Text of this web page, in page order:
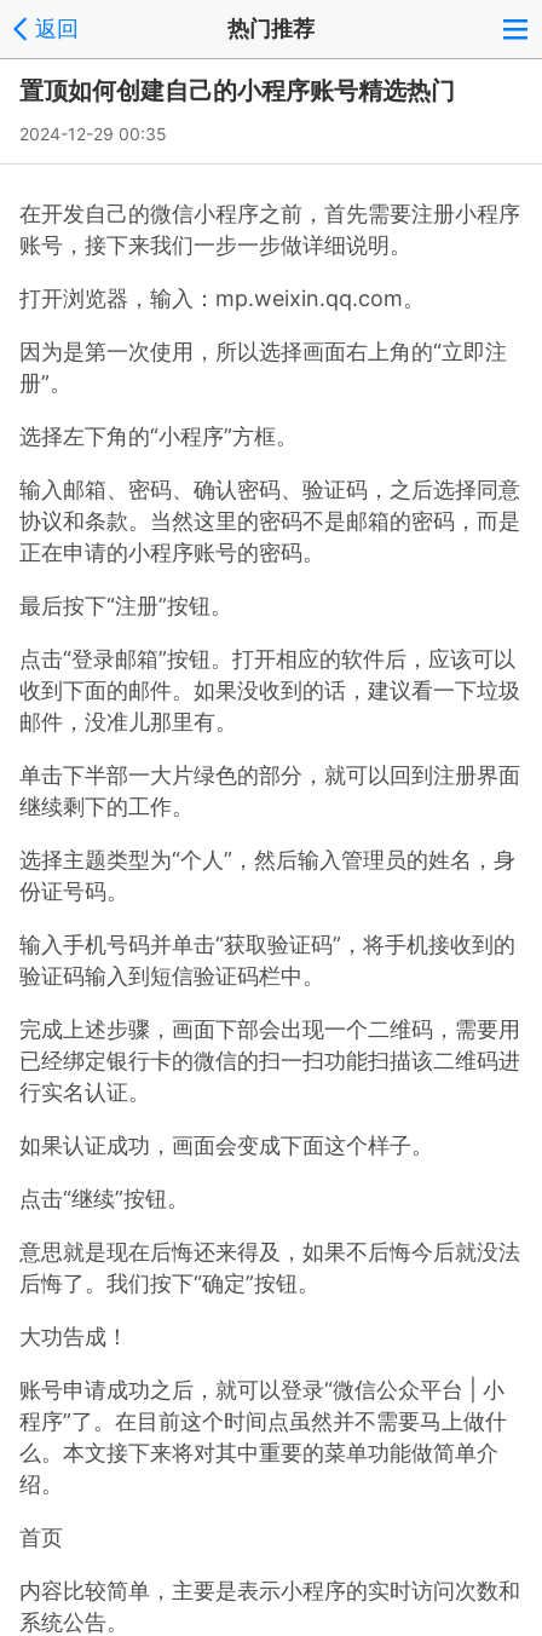
返回 热门推荐
置顶如何创建自己的小程序账号精选热门
2024-12-29 00:35
在开发自己的微信小程序之前，首先需要注册小程序
账号，接下来我们一步一步做详细说明。
打开浏览器，输入：mp.weixin.qq.com。
因为是第一次使用，所以选择画面右上角的“立即注
册”。
选择左下角的“小程序”方框。
输入邮箱、密码、确认密码、验证码，之后选择同意
协议和条款。当然这里的密码不是邮箱的密码，而是
正在申请的小程序账号的密码。
最后按下“注册”按钮。
点击“登录邮箱”按钮。打开相应的软件后，应该可以
收到下面的邮件。如果没收到的话，建议看一下垃圾
邮件，没准儿那里有。
单击下半部一大片绿色的部分，就可以回到注册界面
继续剩下的工作。
选择主题类型为“个人”，然后输入管理员的姓名，身
份证号码。
输入手机号码并单击“获取验证码”，将手机接收到的
验证码输入到短信验证码栏中。
完成上述步骤，画面下部会出现一个二维码，需要用
已经绑定银行卡的微信的扫一扫功能扫描该二维码进
行实名认证。
如果认证成功，画面会变成下面这个样子。
点击“继续”按钮。
意思就是现在后悔还来得及，如果不后悔今后就没法
后悔了。我们按下“确定”按钮。
大功告成！
账号申请成功之后，就可以登录“微信公众平台 | 小
程序”了。在目前这个时间点虽然并不需要马上做什
么。本文接下来将对其中重要的菜单功能做简单介
绍。
首页
内容比较简单，主要是表示小程序的实时访问次数和
系统公告。